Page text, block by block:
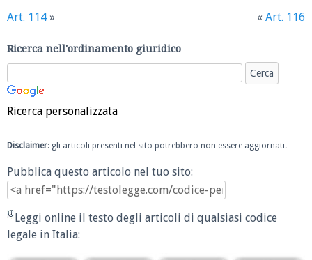
Art. 114 » « Art. 116
Ricerca nell'ordinamento giuridico
Ricerca personalizzata
Disclaimer: gli articoli presenti nel sito potrebbero non essere aggiornati.
Pubblica questo articolo nel tuo sito:
Leggi online il testo degli articoli di qualsiasi codice
legale in Italia: